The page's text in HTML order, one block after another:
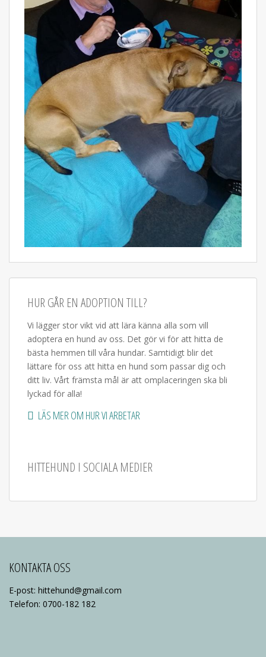
HUR GÅR EN ADOPTION TILL?
Vi lägger stor vikt vid att lära känna alla som vill
adoptera en hund av oss. Det gör vi för att hitta de
bästa hemmen till våra hundar. Samtidigt blir det
lättare för oss att hitta en hund som passar dig och
ditt liv. Vårt främsta mål är att omplaceringen ska bli
lyckad för alla!
LÄS MER OM HUR VI ARBETAR
HITTEHUND I SOCIALA MEDIER
KONTAKTA OSS
E-post: hittehund@gmail.com
Telefon: 0700-182 182